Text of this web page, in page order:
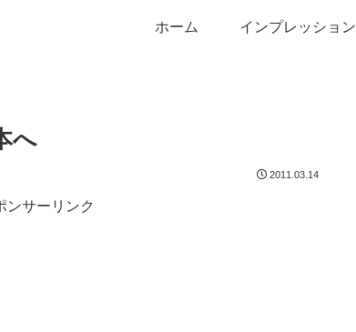
ホーム インプレッション
へ
2011.03.14
ンサーリンク